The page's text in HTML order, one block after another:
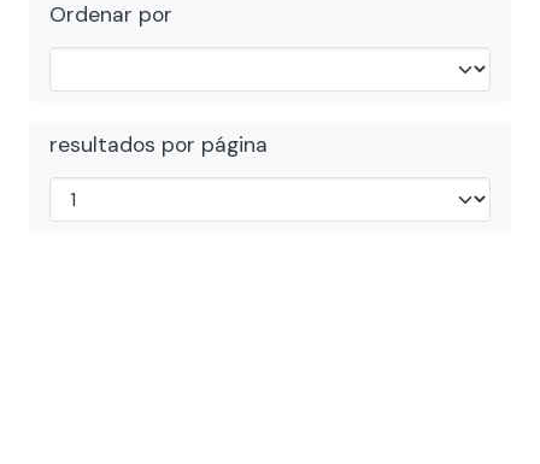
Ordenar por
resultados por página